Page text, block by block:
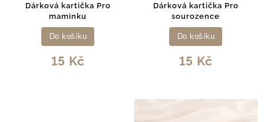
Dárková kartička Pro
maminku
15 Kč
Do košíku
Dárková kartička Pro
sourozence
15 Kč
Do košíku